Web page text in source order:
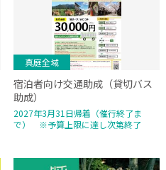
真庭全域
宿泊者向け交通助成（貸切バス
助成）
2027年3月31日帰着（催行終了ま
で） ※予算上限に達し次第終了